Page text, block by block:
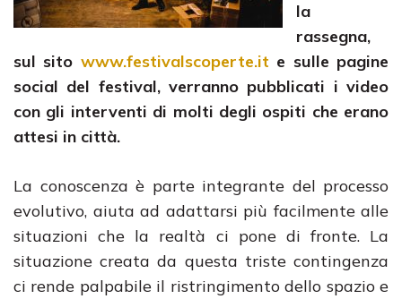
la
rassegna,
sul sito www.festivalscoperte.it e sulle pagine
social del festival, verranno pubblicati i video
con gli interventi di molti degli ospiti che erano
attesi in città.
La conoscenza è parte integrante del processo
evolutivo, aiuta ad adattarsi più facilmente alle
situazioni che la realtà ci pone di fronte. La
situazione creata da questa triste contingenza
ci rende palpabile il ristringimento dello spazio e